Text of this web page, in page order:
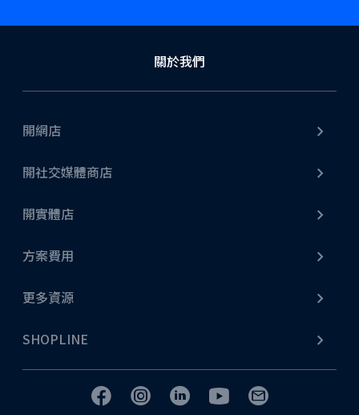
OMO 全渠道零售
完美融合，輕鬆打造全方位營運模式。
社交媒體營銷
無論是 Facebook、Instagram、YouTube Shopping、
能提供串接服務。另外，SHOPLINE 更支援商戶進行社
消費的轉換率！
關於我們
開網店
開社交媒體商店
開實體店
方案費用
更多資源
SHOPLINE